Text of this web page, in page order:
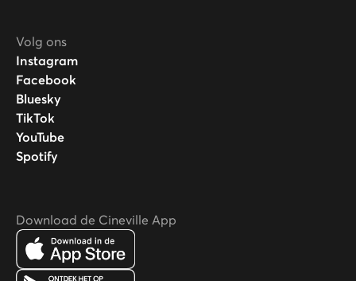
Volg ons
Instagram
Facebook
Bluesky
TikTok
YouTube
Spotify
Download de Cineville App